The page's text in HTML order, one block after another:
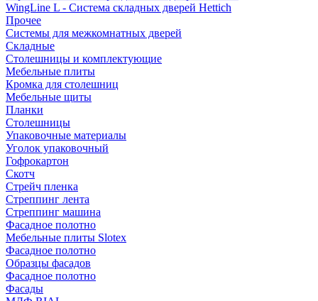
WingLine L - Система складных дверей Hettich
Прочее
Системы для межкомнатных дверей
Складные
Столешницы и комплектующие
Мебельные плиты
Кромка для столешниц
Мебельные щиты
Планки
Столешницы
Упаковочные материалы
Уголок упаковочный
Гофрокартон
Скотч
Стрейч пленка
Стреппинг лента
Стреппинг машина
Фасадное полотно
Мебельные плиты Slotex
Фасадное полотно
Образцы фасадов
Фасадное полотно
Фасады